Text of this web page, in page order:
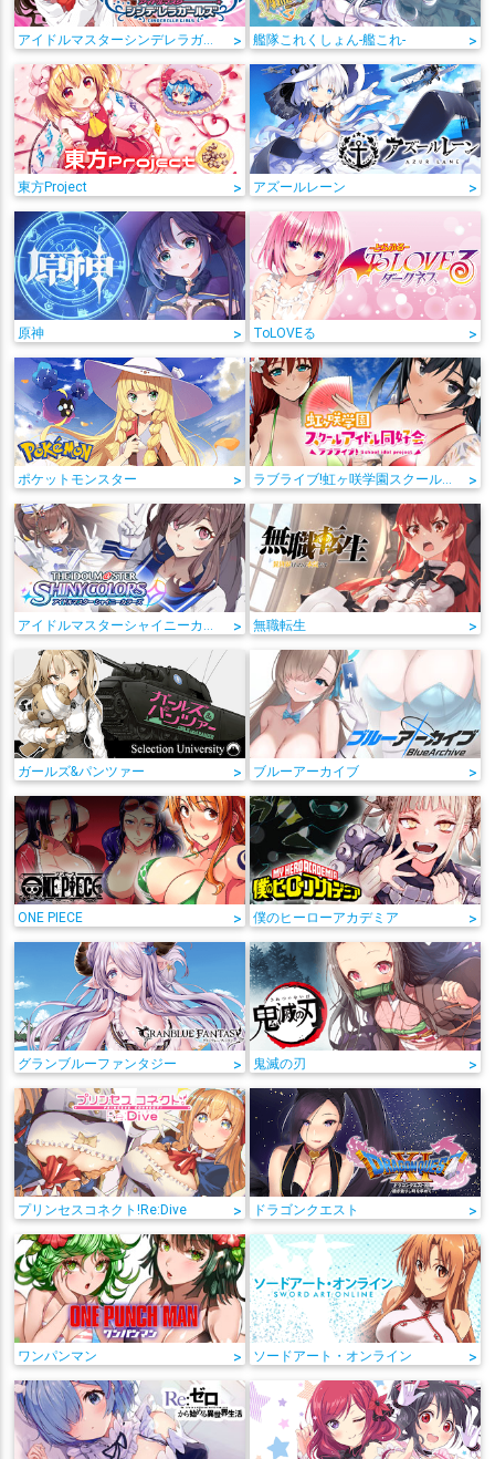
アイドルマスターシンデレラガールズ > 艦隊これくしょん-艦これ- >
東方Project > アズールレーン >
原神 > ToLOVEる >
ポケットモンスター > >
> 無職転生 >
ガールズ&パンツァー > ブルーアーカイブ >
ONE PIECE > 僕のヒーローアカデミア >
グランブルーファンタジー > 鬼滅の刃 >
プリンセスコネクト!Re:Dive > ドラゴンクエスト >
ワンパンマン > ソードアート・オンライン >